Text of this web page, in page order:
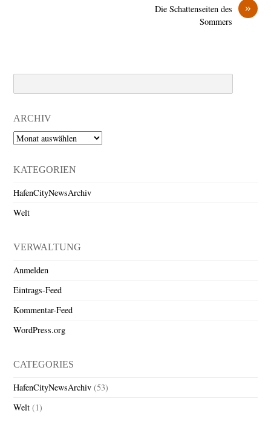
»
Die Schattenseiten des
Sommers
ARCHIV
Archiv
KATEGORIEN
HafenCityNewsArchiv
Welt
VERWALTUNG
Anmelden
Eintrags-Feed
Kommentar-Feed
WordPress.org
CATEGORIES
HafenCityNewsArchiv (53)
Welt (1)